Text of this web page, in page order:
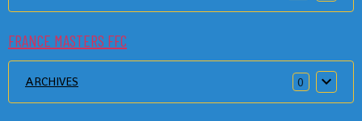
FRANCE MASTERS FFC
ARCHIVES 0